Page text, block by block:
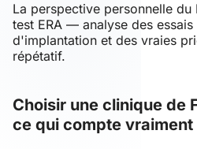
La perspective personnelle du
test ERA — analyse des
d'implantation et des vraies
répétatif.
Choisir une clinique de
ce qui compte vraiment